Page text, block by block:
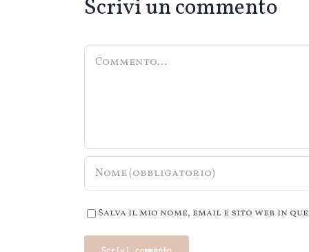
Scrivi un commento
Salva il mio nome, email e sito web in